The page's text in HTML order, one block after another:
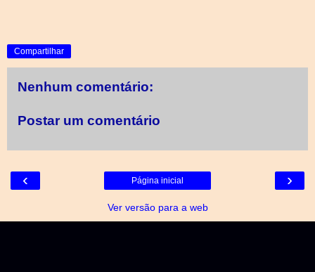
Compartilhar
Nenhum comentário:
Postar um comentário
‹ ›
Página inicial
Ver versão para a web